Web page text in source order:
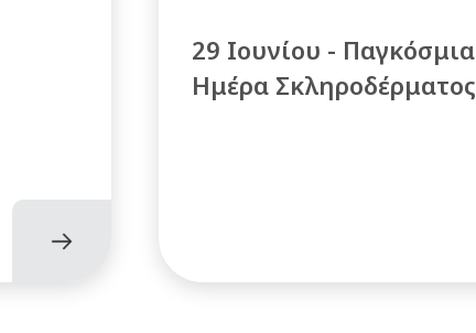
29 Ιουνίου - Παγκόσμια
Ημέρα Σκληροδέρματος